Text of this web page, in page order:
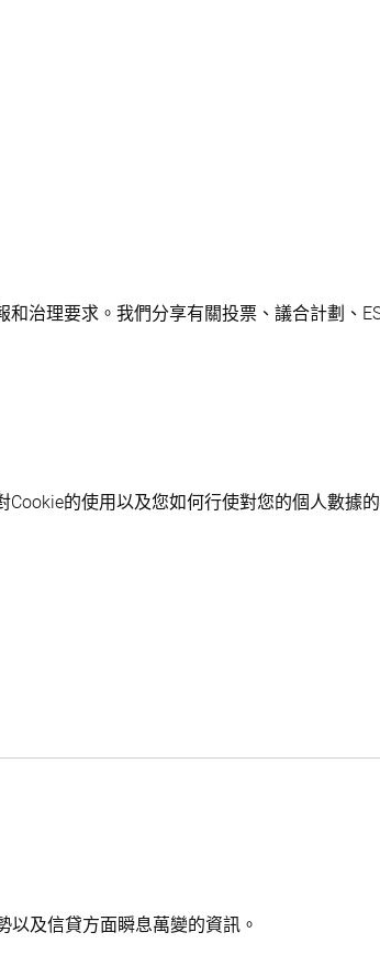
治理要求。我們分享有關投票、議合計劃、
的使用以及您如何行使對您的個人數據的
及信貸方面瞬息萬變的資訊。